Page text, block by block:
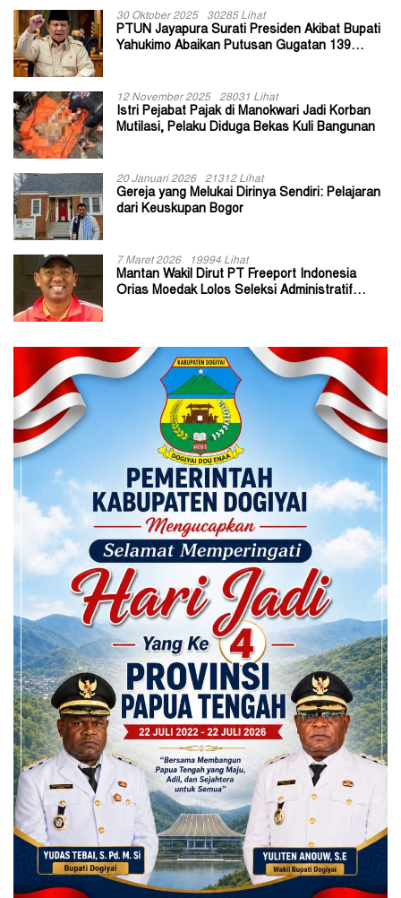
30 Oktober 2025 30285 Lihat
PTUN Jayapura Surati Presiden Akibat Bupati
Yahukimo Abaikan Putusan Gugatan 139
12 November 2025 28031 Lihat
Istri Pejabat Pajak di Manokwari Jadi Korban
Mutilasi, Pelaku Diduga Bekas Kuli Bangunan
20 Januari 2026 21312 Lihat
Gereja yang Melukai Dirinya Sendiri: Pelajaran
dari Keuskupan Bogor
7 Maret 2026 19994 Lihat
Mantan Wakil Dirut PT Freeport Indonesia
Orias Moedak Lolos Seleksi Administratif